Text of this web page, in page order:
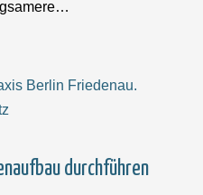
Knochendichte und
durchführen